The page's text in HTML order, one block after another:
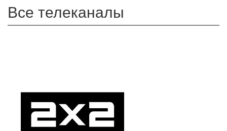
Все телеканалы